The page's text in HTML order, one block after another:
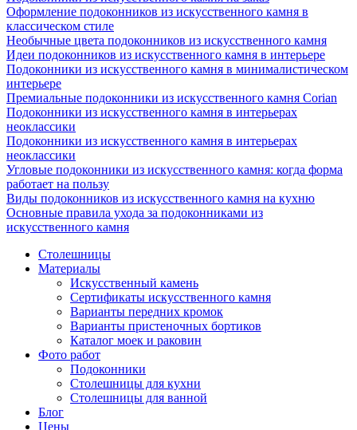
Оформление подоконников из искусственного камня в
классическом стиле
Необычные цвета подоконников из искусственного камня
Идеи подоконников из искусственного камня в интерьере
Подоконники из искусственного камня в минималистическом
интерьере
Премиальные подоконники из искусственного камня Corian
Подоконники из искусственного камня в интерьерах
неоклассики
Подоконники из искусственного камня в интерьерах
неоклассики
Угловые подоконники из искусственного камня: когда форма
работает на пользу
Виды подоконников из искусственного камня на кухню
Основные правила ухода за подоконниками из
искусственного камня
Столешницы
Материалы
Искусственный камень
Сертификаты искусственного камня
Варианты передних кромок
Варианты пристеночных бортиков
Каталог моек и раковин
Фото работ
Подоконники
Столешницы для кухни
Столешницы для ванной
Блог
Цены